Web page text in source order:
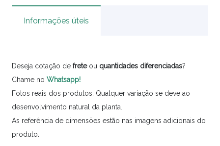
Informações úteis
Deseja cotação de freteou quantidades diferenciadas?
Chame no Whatsapp!
Fotos reais dos produtos. Qualquer variação se deve ao
desenvolvimento natural da planta.
As referência de dimensões estão nas imagens adicionais do
produto.